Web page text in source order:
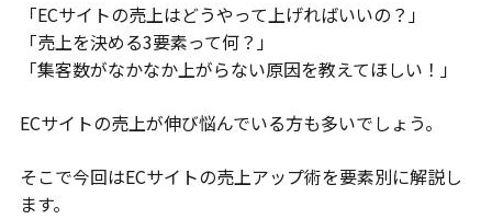
「ECサイトの売上はどうやって上げればいいの？」
「売上を決める3要素って何？」
「集客数がなかなか上がらない原因を教えてほしい！」
ECサイトの売上が伸び悩んでいる方も多いでしょう。
そこで今回はECサイトの売上アップ術を要素別に解説し
ます。